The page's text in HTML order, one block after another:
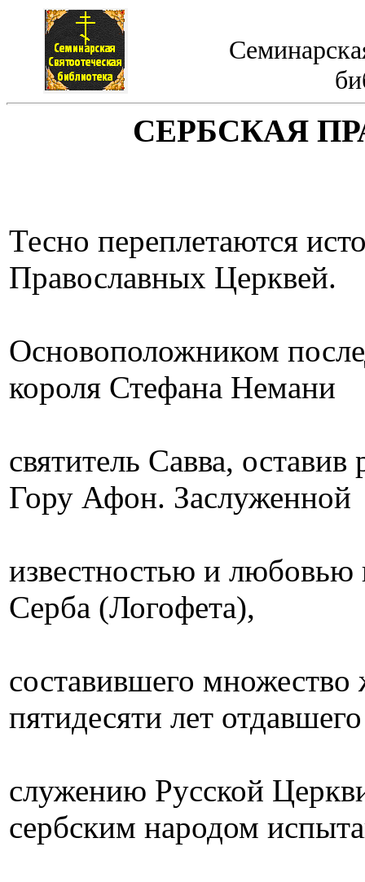
СЕРБСКАЯ
Тесно переплетаются
Православных Церквей.
Основоположником
короля Стефана Немани
святитель Савва,
Гору Афон. Заслуженной
известностью и любовью
Серба (Логофета),
составившего
пятидесяти лет отдавшего
служению Русской
сербским народом